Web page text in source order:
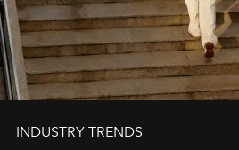
INDUSTRY TRENDS